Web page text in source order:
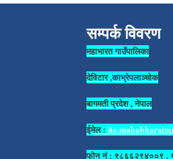
सम्पर्क विवरण
महाभारत गाउँपालिका
देविटार ,काभ्रेपलाञ्चोक
बागमती प्रदेश , नेपाल
ईमेल :
फोन नं : ९८६६२९४००९ ,